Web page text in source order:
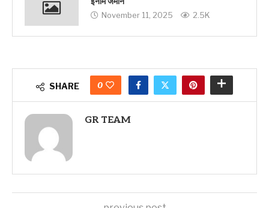
November 11, 2025 2.5K
SHARE 0
GR TEAM